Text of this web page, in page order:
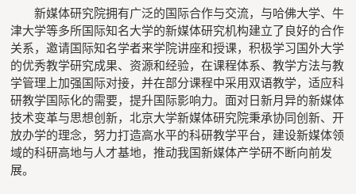
新媒体研究院拥有广泛的国际合作与交流，与哈佛大学、牛
津大学等多所国际知名大学的新媒体研究机构建立了良好的合作
关系，邀请国际知名学者来学院讲座和授课，积极学习国外大学
的优秀教学研究成果、资源和经验，在课程体系、教学方法与教
学管理上加强国际对接，并在部分课程中采用双语教学，适应科
研教学国际化的需要，提升国际影响力。面对日新月异的新媒体
技术变革与思想创新，北京大学新媒体研究院秉承协同创新、开
放办学的理念，努力打造高水平的科研教学平台，建设新媒体领
域的科研高地与人才基地，推动我国新媒体产学研不断向前发
展。